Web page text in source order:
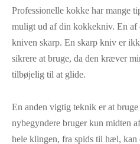
Professionelle kokke har mange
muligt ud af din kokkekniv. En af
kniven skarp. En skarp kniv er
sikrere at bruge, da den kræver
tilbøjelig til at glide.
En anden vigtig teknik er at
nybegyndere bruger kun midten
hele klingen, fra spids til hæl, kan